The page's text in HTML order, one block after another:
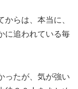
らは、本当に、
に追われている毎
ったが、気が強い